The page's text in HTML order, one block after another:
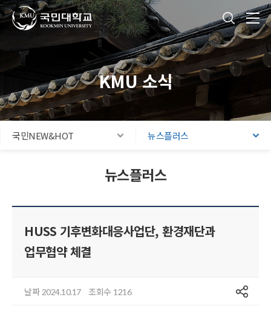
주메뉴 바로가기
본문내용 바로가기
푸터 바로가기
국민대학교
KMU 소식
국민NEW&HOT 뉴스플러스
뉴스플러스
HUSS 기후변화대응사업단, 환경재단과
업무협약 체결
날짜 2024.10.17 조회수 1216 공유